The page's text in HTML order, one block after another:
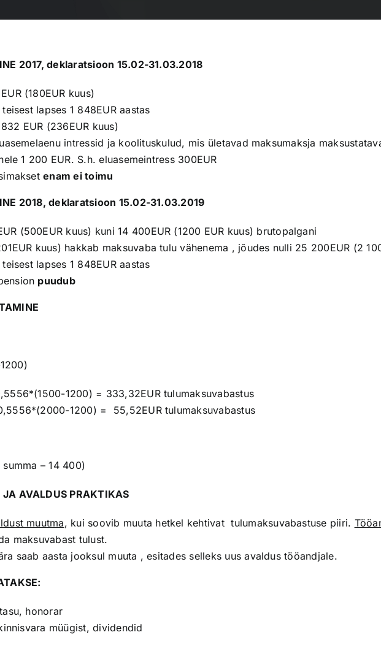
2017, deklaratsioon 15.02-31.03.2018
(180EUR kuus)
lapses 1 848EUR aastas
EUR (236EUR kuus)
intressid ja koolituskulud, mis ületavad maksumaksja
1 200 EUR. S.h. eluasemeintress 300EUR
enam ei toimu
2018, deklaratsioon 15.02-31.03.2019
(500EUR kuus) kuni 14 400EUR (1200 EUR kuus) brutopalgani
kuus) hakkab maksuvaba tulu vähenema , jõudes nulli 25 200EUR (2
lapses 1 848EUR aastas
puudub
1200) = 333,32EUR tulumaksuvabastus
1200) = 55,52EUR tulumaksuvabastus
– 14 400)
AVALDUS PRAKTIKAS
muutma, kui soovib muuta hetkel kehtivat tulumaksuvabastuse piiri.
maksuvabast tulust.
saab aasta jooksul muuta , esitades selleks uus avaldus tööandjale.
honorar
müügist, dividendid